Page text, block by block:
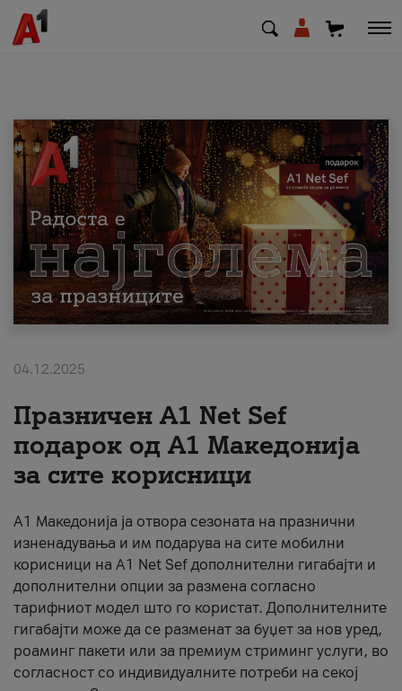
МК EN SQ
Приватни Деловни
Поддршка
Надополни кредит
За нас
#ПодобарОнлајн
04.12.2025
Празничен A1 Net Sеf
подарок од А1 Македонија
за сите корисници
А1 Македонија ја отвора сезоната на празнични
изненадувања и им подарува на сите мобилни
корисници на A1 Net Sef дополнителни гигабајти и
дополнителни опции за размена согласно
тарифниот модел што го користат. Дополнителните
гигабајти може да се разменат за буџет за нов уред,
роаминг пакети или за премиум стриминг услуги, во
согласност со индивидуалните потреби на секој